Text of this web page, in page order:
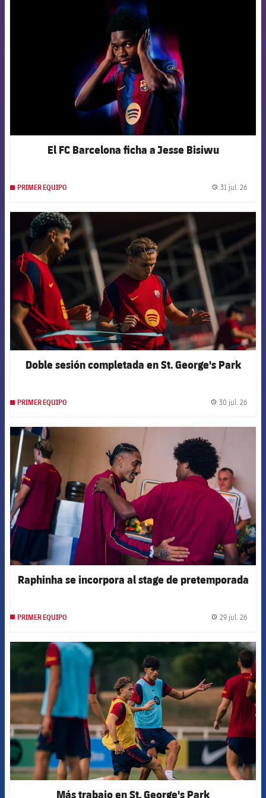
FCB Barcelona badge
El FC Barcelona ficha a Jesse Bisiwu
PRIMER EQUIPO 31 jul. 26
FCB Barcelona badge
Doble sesión completada en St. George's Park
PRIMER EQUIPO 30 jul. 26
Raphinha se incorpora al stage de pretemporada
PRIMER EQUIPO 29 jul. 26
FCB Barcelona badge
Más trabajo en St. George's Park